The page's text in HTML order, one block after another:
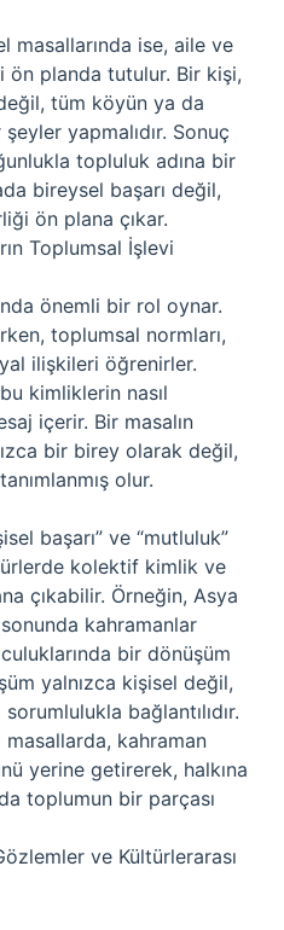
masallarında ise, aile ve
planda tutulur. Bir kişi,
tüm köyün ya da
yapmalıdır. Sonuç
topluluk adına bir
bireysel başarı değil,
ön plana çıkar.
Toplumsal İşlevi
önemli bir rol oynar.
toplumsal normları,
ilişkileri öğrenirler.
kimliklerin nasıl
içerir. Bir masalın
bir birey olarak değil,
olur.
başarı” ve “mutluluk”
kolektif kimlik ve
çıkabilir. Örneğin, Asya
kahramanlar
bir dönüşüm
yalnızca kişisel değil,
bağlantılıdır.
masallarda, kahraman
yerine getirerek, halkına
toplumun bir parçası
ve Kültürlerarası